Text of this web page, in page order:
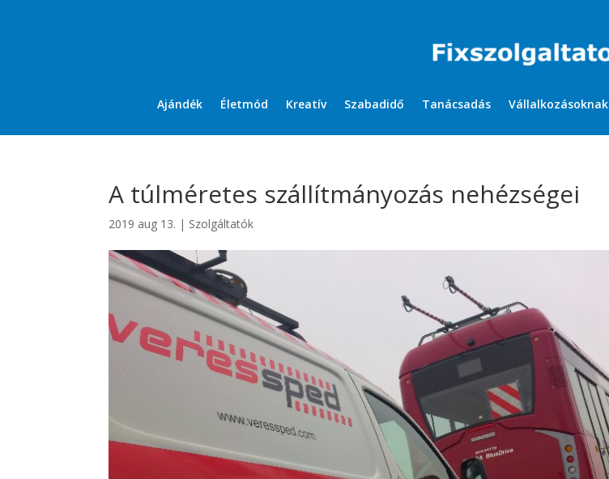
Ajándék Életmód Kreatív Szabadidő Tanácsadás Vállalkozásoknak
A túlméretes szállítmányozás nehézségei
2019 aug 13. | Szolgáltatók